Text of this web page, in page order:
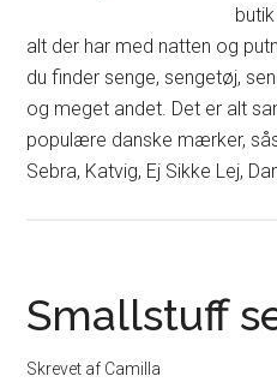
alt der har med natten og
du finder senge, sengetøj,
og meget andet. Det er alt
populære danske mærker,
Sebra, Katvig, Ej Sikke Lej,
Smallstuff
Skrevet af Camilla